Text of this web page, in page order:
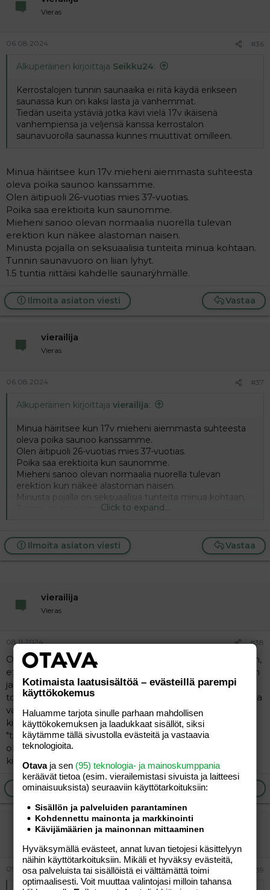
Vieras
06.08.2024 #36
Alkuperäinen kirjoittaja Seikku24:
Kerrostalojen tunnin saunaaika ei riitä käydä erikseen
saunassa kun on kaksi lasta ja vanhemmat.
Tiedän useita ystäviä jotka kävi vielä 17v ikäisenä
vanhempiensa ja veljensä kanssa kerrostalon
saunavuorolla saunassa kunnes muuttivat omilleen.
Minua häiritsee kun 17v mieheni aiemmasta suhteesta
oleva poika saunoo kanssamme.
Olen äitipuoli 26-vuotias mies 37-vuotias.
Poika saa erektioita kun saunomme.
Mieheni sanoo olevan normaalia nuorella tulevan
erektion kun näkee alastoman naisen.
Minusta pojalla on seksuaalisia tunteita minua kohtaan.
Tunnin saunavuoro on liian lyhyt.
1.5 tuntia riittäisi kahdelle saunarÿhmälle.
Vastaa
Ilmoita asiaton viesti
vierailija
Vieras
06.08.2024 #37
Alkuperäinen kirjoittaja vierailija:
Minua häiritsee kun 17v mieheni aiemmasta suhteesta
oleva poika saunoo kanssamme.
Olen äitipuoli 26-vuotias mies 37-vuotias.
Poika saa erektioita kun saunomme.
Mieheni sanoo olevan normaalia nuorella tulevan
erektion kun näkee alastoman naisen.
Minusta pojalla on seksuaalisia tunteita minua kohtaan.
Tunnin saunavuoro on liian lyhyt.
saunomme 26-vuotias äitipuoli ja erektiossa oleva 17-
vuotias poikapuoleni ja miehestäni tässä ei ole mitään
Click to expand...
Vastaa
Ilmoita asiaton viesti
vierailija
Vieras
08.11.2024 #38
Outoja tarinoita täällä on. Nyt aikuisena naisena muistan,
ettei vielä 19-vuotiaanakaan ollut outoa käydä isän, äidin
ja 17-vuotiaan veljeni kanssa viikolla saunassa. Siihen oli
tottunut - ja joo, rinnat kasvoi, veljen sukuelimet kasvoi ja
vanhempien alastomuus siihen päälle. Ei tuntunut
kiusalliselta, vaikka joskus velhen ja isän peniksissä oli
"turvotusta". Itse ajelin aina karvat niin että häpyhuulet
oli näkösällä. Mitä sitten? Kumpikaan ei osoittanut
kiinnostusta ja äidille kaikki oli ihan ok.
Ilmoita asiaton viesti
vierailija
09.11.2024 #39
Kotimaista laatusisältöä – evästeillä parempi
käyttökokemus
Haluamme tarjota sinulle parhaan mahdollisen
käyttökokemuksen ja laadukkaat sisällöt, siksi
käytämme tällä sivustolla evästeitä ja vastaavia
teknologioita.
Otavaja sen (95) teknologia- ja mainoskumppania
keräävät tietoa (esim. vierailemis­tasi sivuista ja laitteesi
ominaisuuk­sista) seuraaviin käyttötarkoituksiin:
Sisällön ja palveluiden parantaminen
Kohdennettu mainonta ja markkinointi
Kävijämäärien ja mainonnan mittaaminen
Hyväksymällä evästeet, annat luvan tietojesi käsittelyyn
näihin käyttötarkoituksiin. Mikäli et hyväksy evästeitä,
osa palveluista tai sisällöistä ei välttämättä toimi
optimaalisesti. Voit muuttaa valintojasi milloin tahansa